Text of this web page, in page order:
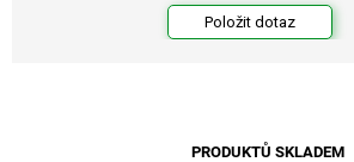
Položit dotaz
PRODUKTŮ SKLADEM